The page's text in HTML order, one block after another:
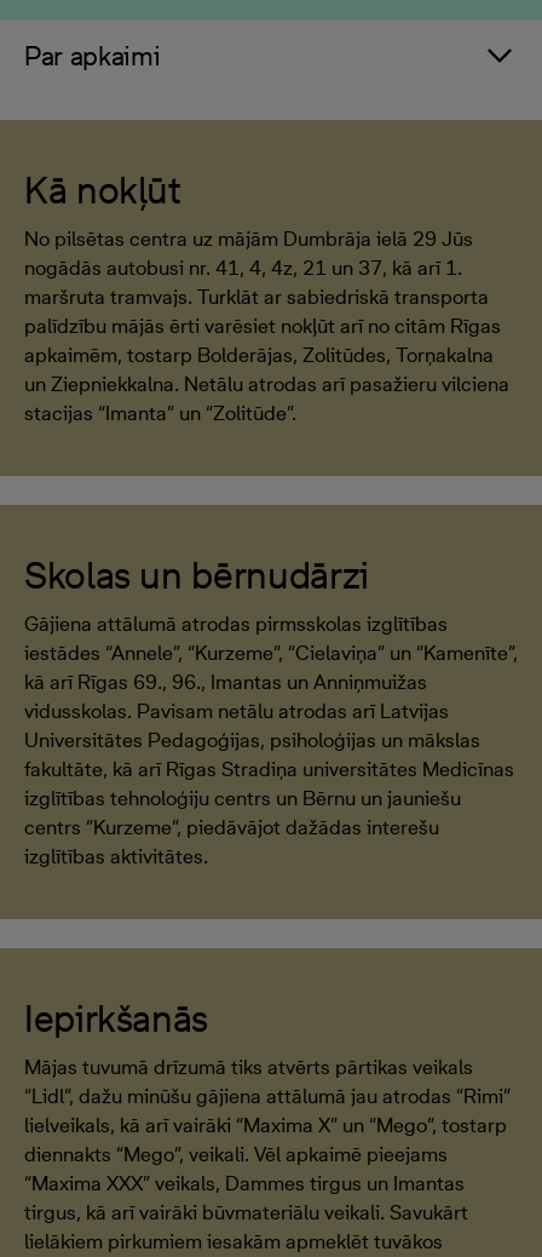
Par apkaimi
Kā nokļūt
No pilsētas centra uz mājām Dumbrāja ielā 29 Jūs
nogādās autobusi nr. 41, 4, 4z, 21 un 37, kā arī 1.
maršruta tramvajs. Turklāt ar sabiedriskā transporta
palīdzību mājās ērti varēsiet nokļūt arī no citām Rīgas
apkaimēm, tostarp Bolderājas, Zolitūdes, Torņakalna
un Ziepniekkalna. Netālu atrodas arī pasažieru vilciena
stacijas “Imanta” un “Zolitūde”.
Skolas un bērnudārzi
Gājiena attālumā atrodas pirmsskolas izglītības
iestādes “Annele”, “Kurzeme”, “Cielaviņa” un “Kamenīte”,
kā arī Rīgas 69., 96., Imantas un Anniņmuižas
vidusskolas. Pavisam netālu atrodas arī Latvijas
Universitātes Pedagoģijas, psiholoģijas un mākslas
fakultāte, kā arī Rīgas Stradiņa universitātes Medicīnas
izglītības tehnoloģiju centrs un Bērnu un jauniešu
centrs “Kurzeme”, piedāvājot dažādas interešu
izglītības aktivitātes.
Iepirkšanās
Mājas tuvumā drīzumā tiks atvērts pārtikas veikals
“Lidl”, dažu minūšu gājiena attālumā jau atrodas “Rimi”
lielveikals, kā arī vairāki “Maxima X” un “Mego”, tostarp
diennakts “Mego”, veikali. Vēl apkaimē pieejams
“Maxima XXX” veikals, Dammes tirgus un Imantas
tirgus, kā arī vairāki būvmateriālu veikali. Savukārt
lielākiem pirkumiem iesakām apmeklēt tuvākos